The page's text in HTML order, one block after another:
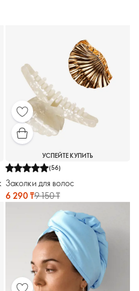
УСПЕЙТЕ КУПИТЬ
(56)
Заколки для волос
6 290 ₸9 150 ₸